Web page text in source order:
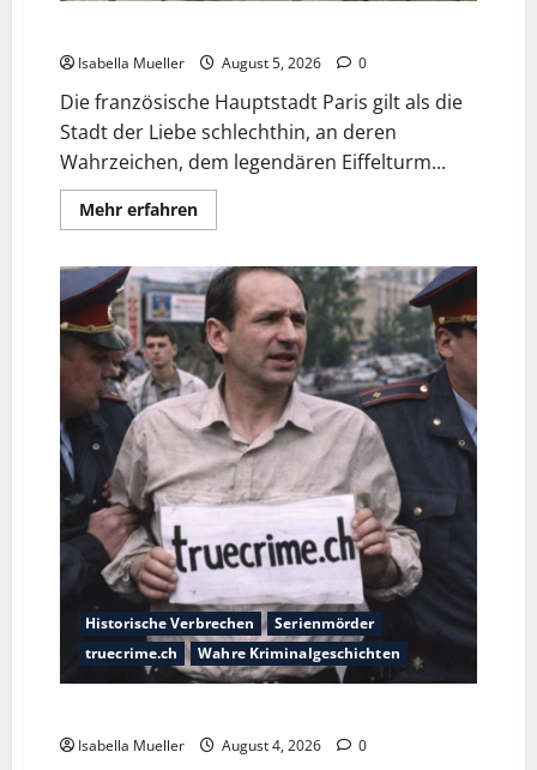
Isabella Mueller August 5, 2026 0
Die französische Hauptstadt Paris gilt als die
Stadt der Liebe schlechthin, an deren
Wahrzeichen, dem legendären Eiffelturm...
Mehr erfahren
Historische Verbrechen
Serienmörder
truecrime.ch
Wahre Kriminalgeschichten
Isabella Mueller August 4, 2026 0